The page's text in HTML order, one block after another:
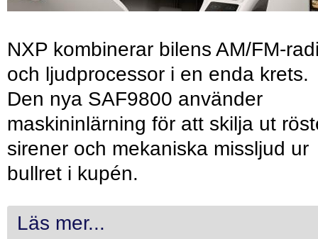
NXP kombinerar bilens AM/FM-
och ljudprocessor i en enda krets.
Den nya SAF9800 använder
maskininlärning för att skilja ut
sirener och mekaniska missljud ur
bullret i kupén.
Läs mer...